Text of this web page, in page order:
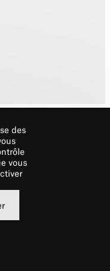
Pélage a
s’est surtout
dans le
des
vous